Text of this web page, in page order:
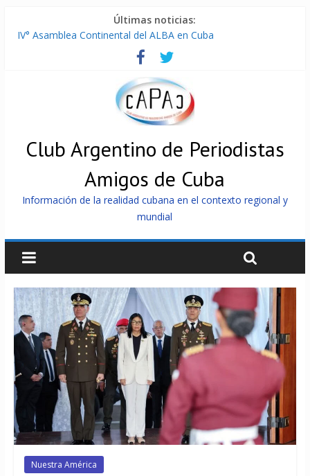
Últimas noticias:
IV° Asamblea Continental del ALBA en Cuba
ONU gestiona con “varios países interesados” envío de
Cuba, la «Gaza silenciosa»
Encuentro de Partidos Comunistas y Obreros en Cuba
China envía a Cuba sistemas 5.000 fotovoltaicos
Club Argentino de Periodistas
Amigos de Cuba
Información de la realidad cubana en el contexto regional y
mundial
Nuestra América